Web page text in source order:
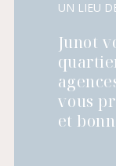
UN LIEU
Junot
vous
et